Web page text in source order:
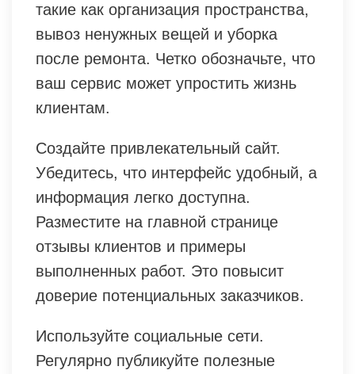
такие как организация пространства,
вывоз ненужных вещей и уборка
после ремонта. Четко обозначьте, что
ваш сервис может упростить жизнь
клиентам.
Создайте привлекательный сайт.
Убедитесь, что интерфейс удобный, а
информация легко доступна.
Разместите на главной странице
отзывы клиентов и примеры
выполненных работ. Это повысит
доверие потенциальных заказчиков.
Используйте социальные сети.
Регулярно публикуйте полезные